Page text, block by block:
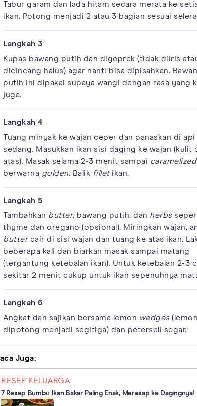
Tabur garam dan lada hitam secara merata ke
ikan. Potong menjadi 2 atau 3 bagian sesuai
Kupas bawang putih dan digeprek (tidak diiris
dicincang halus) agar nanti bisa dipisahkan.
putih ini dipakai supaya wangi dengan rasa yang
juga.
Tuang minyak ke wajan ceper dan panaskan di api
sedang. Masukkan ikan sisi daging ke wajan (kulit
atas). Masak selama 2-3 menit sampai caramelized
berwarna golden. Balik filletikan.
Tambahkan butter, bawang putih, dan herbs
thyme dan oregano (opsional). Miringkan wajan,
buttercair di sisi wajan dan tuang ke atas ikan.
beberapa kali dan biarkan masak sampai matang
(tergantung ketebalan ikan). Untuk ketebalan 2-3
sekitar 2 menit cukup untuk ikan sepenuhnya
Angkat dan sajikan bersama lemon wedges(lemon
dipotong menjadi segitiga) dan peterseli segar.
Juga:
RESEP KELUARGA
7 Resep Bumbu Ikan Bakar Paling Enak, Meresap ke Dagingnya!